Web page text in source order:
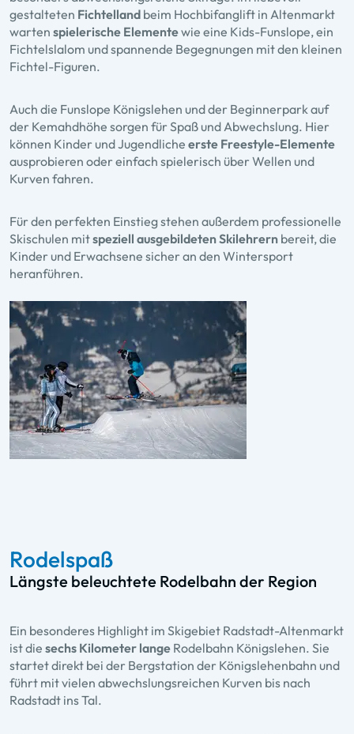
gestalteten Fichtelland beim Hochbifanglift in Altenmarkt
warten spielerische Elementewie eine Kids-Funslope, ein
Fichtelslalom und spannende Begegnungen mit den kleinen
Fichtel-Figuren.
Auch die Funslope Königslehen und der Beginnerparkauf
der Kemahdhöhe sorgen für Spaß und Abwechslung. Hier
können Kinder und Jugendliche erste Freestyle-Elemente
ausprobieren oder einfach spielerisch über Wellen und
Kurven fahren.
Für den perfekten Einstieg stehen außerdem professionelle
Skischulen mitspeziell ausgebildeten Skilehrern bereit, die
Kinder und Erwachsene sicher an den Wintersport
heranführen.
Rodelspaß
Längste beleuchtete Rodelbahn der Region
Ein besonderes Highlight im Skigebiet Radstadt-Altenmarkt
ist die sechs Kilometer lange Rodelbahn Königslehen. Sie
startet direkt bei der Bergstation der Königslehenbahn und
führt mit vielen abwechslungsreichen Kurven bis nach
Radstadt ins Tal.